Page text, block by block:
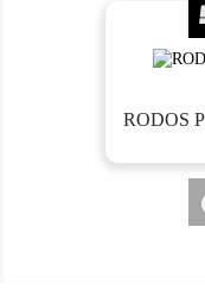
RODOS